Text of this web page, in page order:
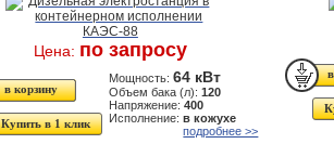
Цена: по запросу
Купить в 1 клик
Мощность:64 кВт
Объем бака (л):120
Напряжение:400
Исполнение:в кожухе
подробнее >>